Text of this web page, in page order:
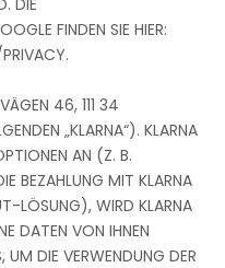
FINDEN SIE HIER:
46, 111 34
„KLARNA“). KLARNA
AN (Z. B.
BEZAHLUNG MIT KLARNA
LÖSUNG), WIRD KLARNA
DATEN VON IHNEN
UM DIE VERWENDUNG DER